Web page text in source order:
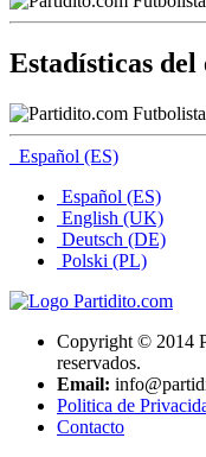
Estadísticas
Español (ES)
Español (ES)
English (UK)
Deutsch (DE)
Polski (PL)
Copyright © 2014
reservados.
Email:
Politica de
Contacto